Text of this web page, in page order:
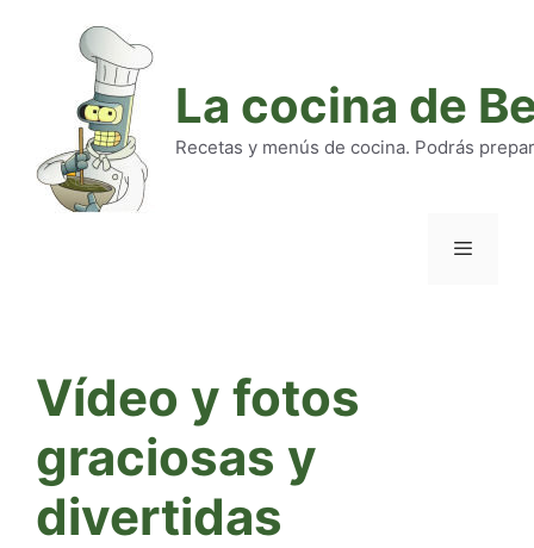
La cocina de
Recetas y menús de cocina. Podrás
Vídeo y fotos
graciosas y
divertidas